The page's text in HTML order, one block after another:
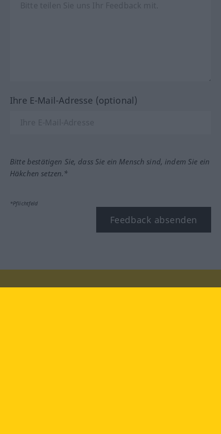
Ihre E-Mail-Adresse (optional)
Bitte bestätigen Sie, dass Sie ein Mensch sind, indem Sie ein
Häkchen setzen.*
*Pflichtfeld
Feedback absenden